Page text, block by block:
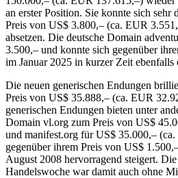
an erster Position. Sie konnte sich sehr
Preis von US$ 3.800,– (ca. EUR
absetzen. Die deutsche Domain
3.500,– und konnte sich gegenüber
im Januar 2025 in kurzer Zeit ebenfalls
Die neuen generischen Endungen
Preis von US$ 35.888,– (ca. EUR
generischen Endungen bieten unter
Domain vl.org zum Preis von US$
und manifest.org für US$ 35.000,–
gegenüber ihrem Preis von US$
August 2008 hervorragend steigert.
Handelswoche war damit auch ohne